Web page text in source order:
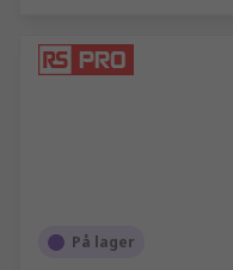
På lager